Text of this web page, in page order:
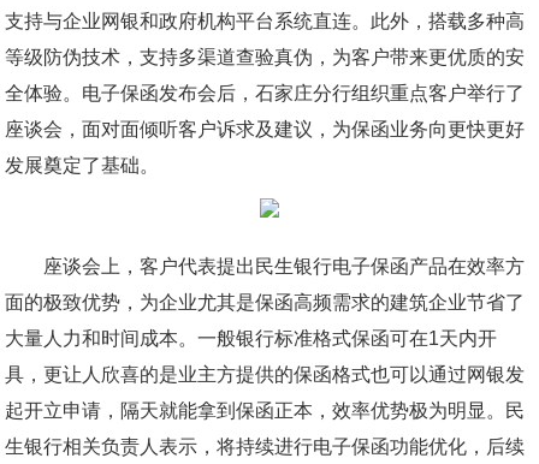
支持与企业网银和政府机构平台系统直连。此外，搭载多种高
等级防伪技术，支持多渠道查验真伪，为客户带来更优质的安
全体验。电子保函发布会后，石家庄分行组织重点客户举行了
座谈会，面对面倾听客户诉求及建议，为保函业务向更快更好
发展奠定了基础。
座谈会上，客户代表提出民生银行电子保函产品在效率方
面的极致优势，为企业尤其是保函高频需求的建筑企业节省了
大量人力和时间成本。一般银行标准格式保函可在1天内开
具，更让人欣喜的是业主方提供的保函格式也可以通过网银发
起开立申请，隔天就能拿到保函正本，效率优势极为明显。民
生银行相关负责人表示，将持续进行电子保函功能优化，后续